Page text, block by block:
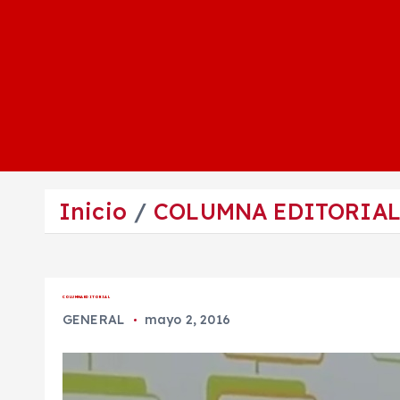
Inicio COLUMNA EDITORIAL
COLUMNA EDITORIAL
GENERAL mayo 2, 2016